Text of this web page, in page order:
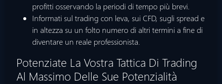
profitti osservando la periodi di tempo più brevi.
Informati sul trading con leva, sui CFD, sugli spread e
in altezza su un folto numero di altri termini a fine di
diventare un reale professionista.
Potenziate La Vostra Tattica Di Trading
Al Massimo Delle Sue Potenzialità